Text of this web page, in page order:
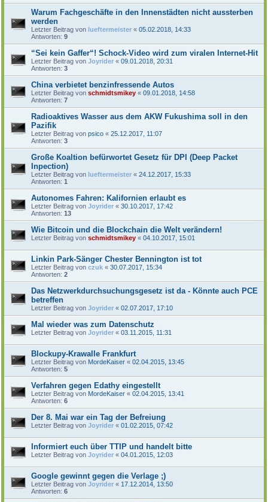
Warum Fachgeschäfte in den Innenstädten nicht aussterben
werden
Letzter Beitrag von lueftermeister « 05.02.2018, 14:33
Antworten: 9
“Sei kein Gaffer“! Schock-Video wird zum viralen Internet-Hit
Letzter Beitrag von Joyrider « 09.01.2018, 20:31
Antworten: 3
China verbietet benzinfressende Autos
Letzter Beitrag von schmidtsmikey « 09.01.2018, 14:58
Antworten: 7
Radioaktives Wasser aus dem AKW Fukushima soll in den
Pazifik
Letzter Beitrag von psico « 25.12.2017, 11:07
Antworten: 3
Große Koaltion befürwortet Gesetz für DPI (Deep Packet
Inpection)
Letzter Beitrag von lueftermeister « 24.12.2017, 15:33
Antworten: 1
Autonomes Fahren: Kalifornien erlaubt es
Letzter Beitrag von Joyrider « 30.10.2017, 17:42
Antworten: 13
Wie Bitcoin und die Blockchain die Welt verändern!
Letzter Beitrag von schmidtsmikey « 04.10.2017, 15:01
Linkin Park-Sänger Chester Bennington ist tot
Letzter Beitrag von czuk « 30.07.2017, 15:34
Antworten: 2
Das Netzwerkdurchsuchungsgesetz ist da - Könnte auch PCE
betreffen
Letzter Beitrag von Joyrider « 02.07.2017, 17:10
Mal wieder was zum Datenschutz
Letzter Beitrag von Joyrider « 03.11.2015, 11:31
Blockupy-Krawalle Frankfurt
Letzter Beitrag von MordeKaiser « 02.04.2015, 13:45
Antworten: 5
Verfahren gegen Edathy eingestellt
Letzter Beitrag von MordeKaiser « 02.04.2015, 13:41
Antworten: 6
Der 8. Mai war ein Tag der Befreiung
Letzter Beitrag von Joyrider « 01.02.2015, 07:42
Informiert euch über TTIP und handelt bitte
Letzter Beitrag von Joyrider « 04.01.2015, 12:03
Google gewinnt gegen die Verlage ;)
Letzter Beitrag von Joyrider « 17.12.2014, 13:50
Antworten: 6